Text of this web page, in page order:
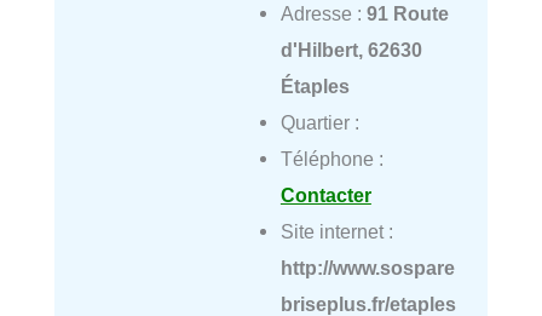
Adresse : 91 Route
d'Hilbert, 62630
Étaples
Quartier :
Téléphone :
Contacter
Site internet :
http://www.sospare
briseplus.fr/etaples